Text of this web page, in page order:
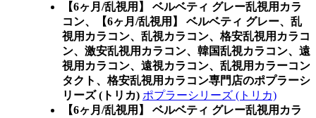
【6ヶ月/乱視用】 ベルベティ グレー乱視用カラ
コン、
【6ヶ月/乱視用】 ベルベティ グレー、乱
視用カラコン、乱視カラコン、格安乱視用カラコ
ン、激安乱視用カラコン、韓国乱視カラコン、遠
視用カラコン、遠視カラコン、乱視用カラーコン
タクト、格安乱視用カラコン専門店のポプラーシ
リーズ (トリカ) ポプラーシリーズ (トリカ)
【6ヶ月/乱視用】 ベルベティ グレー乱視用カラ